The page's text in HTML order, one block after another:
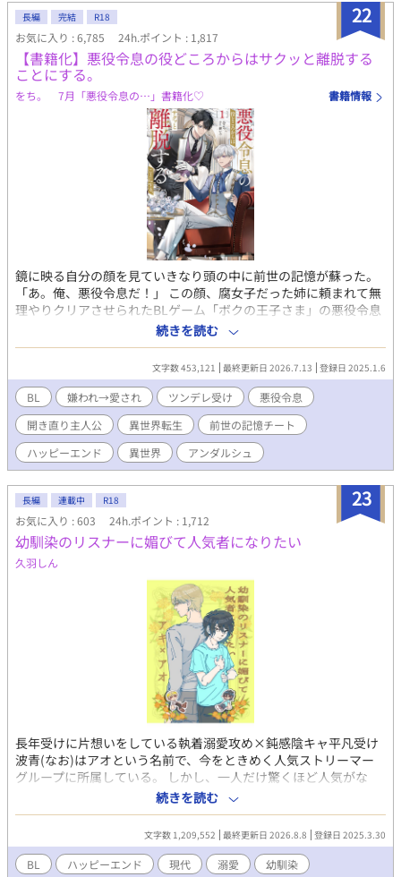
22
長編 完結 R18
お気に入り : 6,785 24h.ポイント : 1,817
【書籍化】悪役令息の役どころからはサクッと離脱する
ことにする。
をち。 7月「悪役令息の…」書籍化♡ 書籍情報
鏡に映る自分の顔を見ていきなり頭の中に前世の記憶が蘇った。
「あ。俺、悪役令息だ！」 この顔、腐女子だった姉に頼まれて無
理やりクリアさせられたBLゲーム「ボクの王子さま」の悪役令息
ことスノーデン公爵家長男、ミルリースだ。 確か、プライドが高
く、主役である人気者の次男レオリースを妬み虐げまくるザ・悪
役。 ということになっている。 そう。俺は何もしていない。なの
に一方的に「人気者の次男を妬んで虐める性格の悪い長男」とい
う役所にされてきたのだ。 いかんせん俺はクールな美少年すぎ
た。 伶俐な美貌と目の下のクマのせいで、黙っているだけで近寄
りがたく見えてしまう。疲れてため息を吐けば「気だるい怠惰な
空気を滲ませ」ているように見え「何を思うのか、その瞳を忌々
しげに燻らせていた」となるわけだ。 何をしても妬まれる。 成績
席だからと弟を見下し、蔑むような笑みを口元に浮かべた」と言
われた。さすがにその日は夜ベッドでこっそり泣いた。 成績だっ
て学年トップを維持してる。なのに「公爵家の権力を利用して裏
から手を回し成績を操作している」と思われている。 なんでなん
だ！なんなら寝る間も惜しんで頑張っているのに！ こんな感じで
全てが「悪役ムーブ」に変換されてしまう。 弟が可愛らしいタイ
プで人懐こい愛されキャラなのもまた俺を悪役に見せるのに一役
かっていた。 このままいったら主人公を虐げた冷酷な兄として断
罪され、僻地で無念の死を遂げることになる。 おかしいだろう
が！ そのどれもこれも俺が「悪役令息」だから。 そういう役回り
だから。 俺の心は折れた。 これまでは皆に誤解され遠巻きにされ
てきた。 親には「可愛げがない」と言われ、弟は何をしても褒め
て可愛がるくせに、俺は主席になろうが「長男なのだから当たり
前」。 それでも「頑張っていたらいつか分かってくれる」と不平
不満もいわずに我慢してきた。 だが、何をしたって「悪役令息」
なら意味なんてない。 どうせ悪役にされるのなら、いっそ好き勝
手に生きてやろう。 悪役上等！これからは我慢なんてしない。 家
の為だとか長男だとか知ったことか！ こんな家、レオリースにく
れてやる！ 俺は俺で独立して裕福な平民として生きる。 幸い前世
の知識も思い出したから、生活能力はあると思う。平民暮らしも
なんの問題もない。 前世の知識を活かし、自分の道は自分で切り
開くのだ。 ※※※※※※※※ お陰様で、7月にアルファポリス様
よりアンダルシュノベルズｂにて書籍化していただくこととなり
続きを読む
文字数 453,121 最終更新日 2026.7.13 登録日 2025.1.6
BL 嫌われ→愛され ツンデレ受け
悪役令息
開き直り主人公
異世界転生
前世の記憶チート
ハッピーエンド
異世界 アンダルシュ
23
長編 連載中 R18
お気に入り : 603 24h.ポイント : 1,712
幼馴染のリスナーに媚びて人気者になりたい
久羽しん
長年受けに片想いをしている執着溺愛攻め×鈍感陰キャ平凡受け
波青(なお)はアオという名前で、今をときめく人気ストリーマー
グループに所属している。 しかし、一人だけ驚くほど人気がな
い。 他のメンバーは、モデル、歌い手、プロゲーマー、ゲーム実
況者などそれぞれ特技を持った美形揃い。その中でアオだけ平凡
顔でなんの特技もないので浮いている。 しかも、アオは空気が読
めない、何を言ってもスベる、失言をしてしまうなどの悪癖のせ
いで、アンチをたくさん抱えている。 グループに入れたのだっ
続きを読む
文字数 1,209,552 最終更新日 2026.8.8 登録日 2025.3.30
BL ハッピーエンド 現代 溺愛 幼馴染